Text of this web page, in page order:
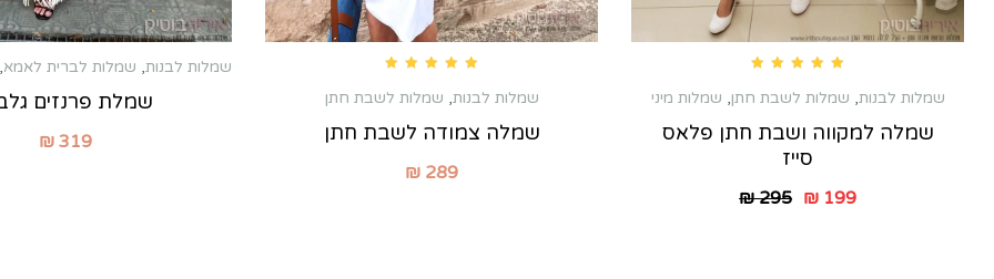
שמלות לבנות, שמלות לשבת חתן, שמלות מיני
שמלה למקווה ושבת חתן פלאס
סייז
₪295 ₪199
שמלות לבנות, שמלות לשבת חתן
שמלה צמודה לשבת חתן
₪ 289
שמלות לבנות, שמלות לברית לאמא,
שמלת פרנזים
₪ 319